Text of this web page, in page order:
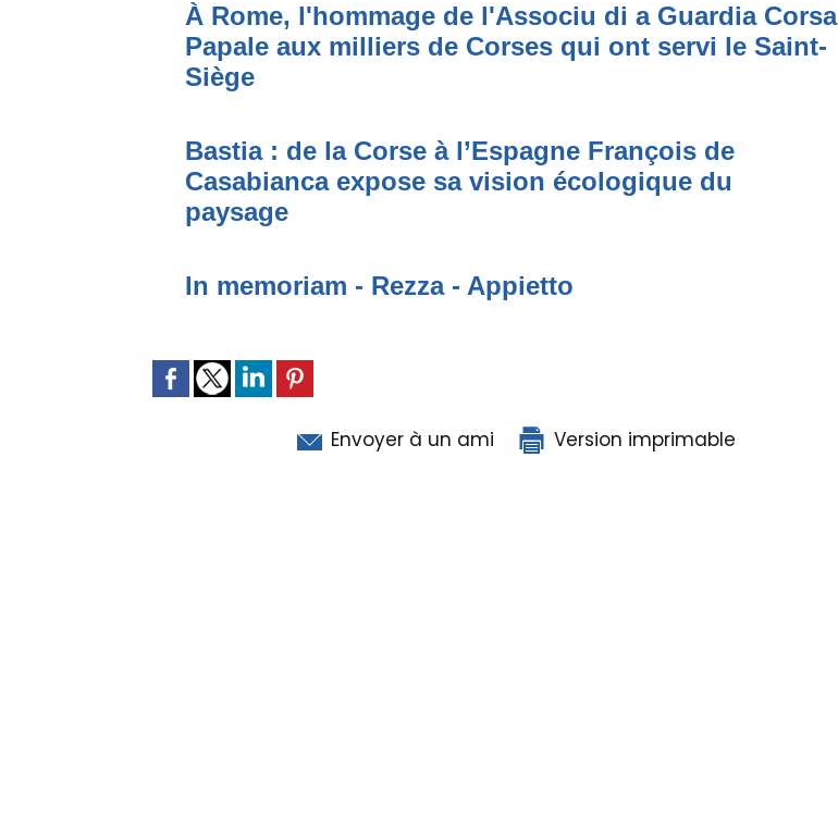
À Rome, l'hommage de l'Associu di a Guardia Corsa
Papale aux milliers de Corses qui ont servi le Saint-
Siège
Bastia : de la Corse à l’Espagne François de
Casabianca expose sa vision écologique du
paysage
In memoriam - Rezza - Appietto
Envoyer à un ami Version imprimable